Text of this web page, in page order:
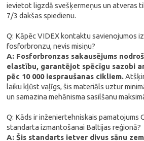
ievietot ligzdā svešķermeņus un atveras
7/3 dakšas spiedienu.
Q: Kāpēc VIDEX kontaktu savienojumos
fosforbronzu, nevis misiņu?
A: Fosforbronzas sakausējums
elastību, garantējot spēcīgu sazobi
pēc 10 000 iespraušanas cikliem.
laiku kļūst vaļīgs, šis materiāls uztur
un samazina mehānisma sasilšanu
Q: Kāds ir inženiertehniskais pamatojums
standarta izmantošanai Baltijas reģionā?
A: Šis standarts ietver divus sānu